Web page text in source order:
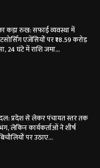
कड़ा रुख: सफाई व्यवस्था में
एजेंसियों पर ₹18.59 करोड़
24 घंटे में राशि जमा...
प्रदेश से लेकर पंचायत स्तर तक
लेकिन कार्यकर्ताओं ने शीर्ष
पर उठाए...